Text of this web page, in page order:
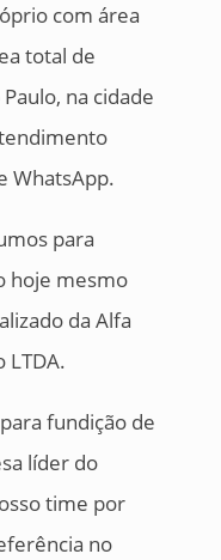
com área
total de
na cidade
WhatsApp.
para
hoje mesmo
da Alfa
LTDA.
fundição de
líder do
time por
no